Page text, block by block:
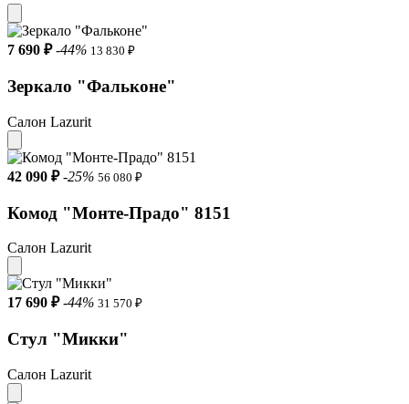
Толщина изголовья: 6 см.
Толщина царги: 5 см.
Высота царги от пола: 34 см.
Просвет под боковой царгой: 3,8 см.
Углубление под матрас: 7 см.
Важно знать:
Матрас в комплект не входит.
Габариты (В х Ш х Г) 108 x 148 x 210 см
Коллекция Мальва
Страна производства Россия
Стиль Современный
7 690 ₽ -44% 13 830 ₽
Зеркало "Фальконе"
Салон Lazurit
42 090 ₽ -25% 56 080 ₽
Комод "Монте-Прадо" 8151
Салон Lazurit
17 690 ₽ -44% 31 570 ₽
Стул "Микки"
Салон Lazurit